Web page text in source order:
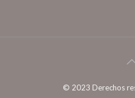
© 2023 Derechos